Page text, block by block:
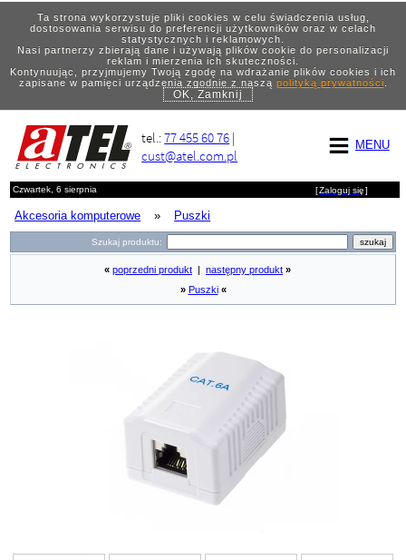
Ta strona wykorzystuje pliki cookies w celu świadczenia usług,
dostosowania serwisu do preferencji użytkowników oraz w celach
statystycznych i reklamowych.
Nasi partnerzy zbierają dane i używają plików cookie do personalizacji
reklam i mierzenia ich skuteczności.
Kontynuując, przyjmujemy Twoją zgodę na wdrażanie plików cookies i ich
zapisane w pamięci urządzenia zgodnie z naszą polityką prywatności.
OK, Zamknij
MENU
tel.:77 455 60 76 |
cust@atel.com.pl
Czwartek, 6 sierpnia [Zaloguj się]
Akcesoria komputerowe » Puszki
Szukaj produktu:
« poprzedni produkt następny produkt »
» Puszki «